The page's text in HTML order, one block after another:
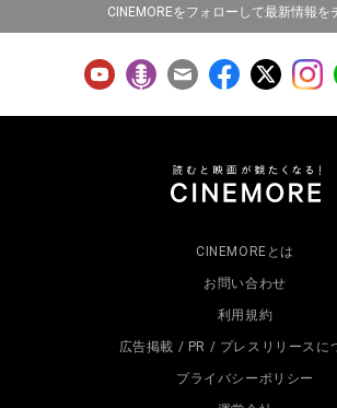
CINEMOREをフォローして最新情報を
CINEMOREとは
お問い合わせ
利用規約
広告掲載 / PR / プレスリリースに
プライバシーポリシー